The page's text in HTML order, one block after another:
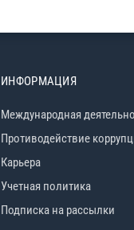
ИНФОРМАЦИЯ
Международная
Противодействие
Карьера
Учетная политика
Подписка на рассылки